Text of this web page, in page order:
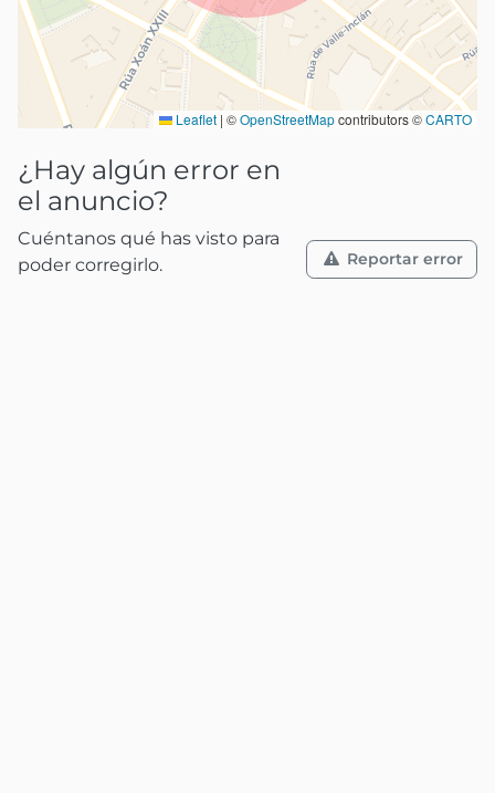
Leaflet | ©OpenStreetMapcontributors ©CARTO
¿Hay algún error en
el anuncio?
Cuéntanos qué has visto para
poder corregirlo.
Reportar error